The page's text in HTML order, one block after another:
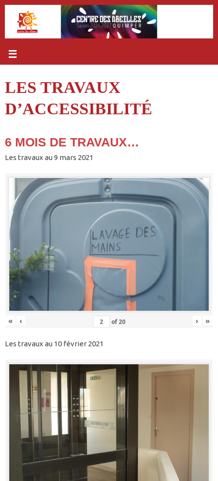
Passer
contenu
LES TRAVAUX
D’ACCESSIBILITÉ
6 MOIS DE TRAVAUX…
Les travaux au 9 mars 2021
« ‹ of20 › »
Les travaux au 10 février 2021